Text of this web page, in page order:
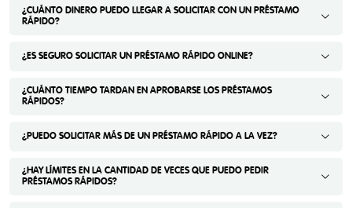
¿CUÁNTO DINERO PUEDO LLEGAR A SOLICITAR CON UN PRÉSTAMO
RÁPIDO?
¿ES SEGURO SOLICITAR UN PRÉSTAMO RÁPIDO ONLINE?
¿CUÁNTO TIEMPO TARDAN EN APROBARSE LOS PRÉSTAMOS
RÁPIDOS?
¿PUEDO SOLICITAR MÁS DE UN PRÉSTAMO RÁPIDO A LA VEZ?
¿HAY LÍMITES EN LA CANTIDAD DE VECES QUE PUEDO PEDIR
PRÉSTAMOS RÁPIDOS?